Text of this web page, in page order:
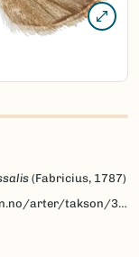
(Fabricius, 1787)
arter/takson/30421